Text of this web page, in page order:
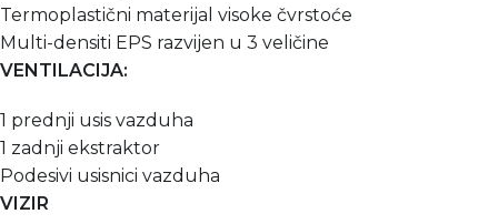
Termoplastični materijal visoke čvrstoće
Multi-densiti EPS razvijen u 3 veličine
VENTILACIJA:
1 prednji usis vazduha
1 zadnji ekstraktor
Podesivi usisnici vazduha
VIZIR